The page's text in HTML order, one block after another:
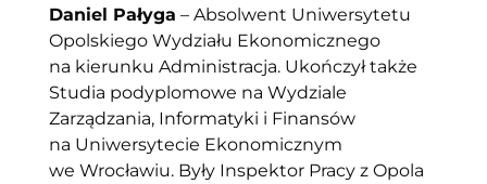
Daniel Pałyga – Absolwent Uniwersytetu
Opolskiego Wydziału Ekonomicznego
na kierunku Administracja. Ukończył także
Studia podyplomowe na Wydziale
Zarządzania, Informatyki i Finansów
na Uniwersytecie Ekonomicznym
we Wrocławiu. Były Inspektor Pracy z Opola